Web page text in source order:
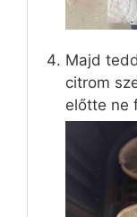
Majd
citrom
előtte ne